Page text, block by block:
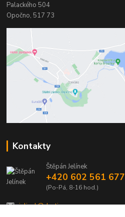
Palackého 504
Opočno, 517 73
Kontakty
Štěpán Jelínek
+420 602 561 677
(Po-Pá, 8-16 hod.)
jelinek@dentia.cz